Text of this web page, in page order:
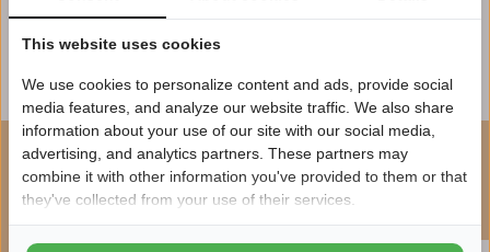
Delen
ONZE AANBEVELING
Maak je bestelling compleet
Nu 15% korting
15korting
This website uses cookies
We use cookies to personalize content and ads, provide social
media features, and analyze our website traffic. We also share
information about your use of our site with our social media,
advertising, and analytics partners. These partners may
combine it with other information you've provided to them or that
they've collected from your use of their services.